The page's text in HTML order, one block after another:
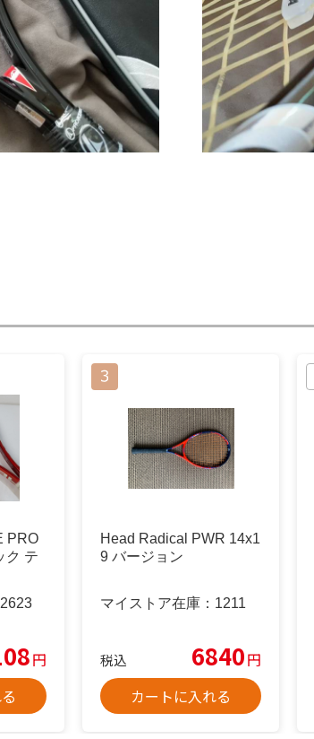
PRO
ク テ
2623
円
Head Radical PWR 14x1
9 バージョン
マイストア在庫： 1211
税込 6840円
カートに入れる